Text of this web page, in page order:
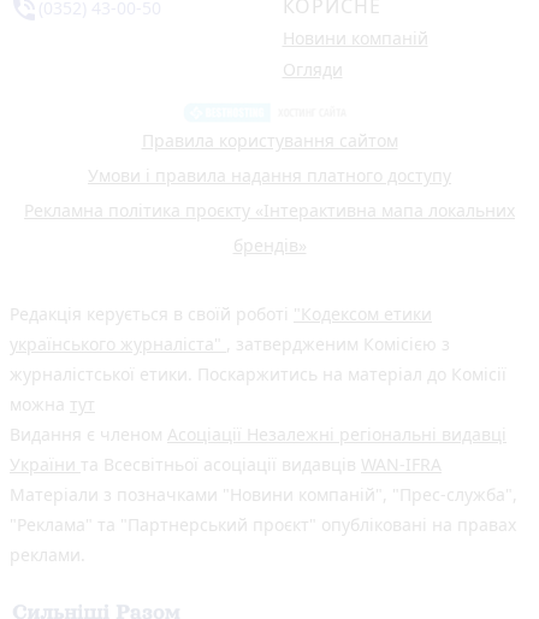
КОРИСНЕ
Новини компаній
Огляди
Правила користування сайтом
Умови і правила надання платного доступу
Рекламна політика проєкту «Інтерактивна мапа локальних
брендів»
Редакція керується в своїй роботі "Кодексом етики
українського журналіста" , затвердженим Комісією з
журналістської етики. Поскаржитись на матеріал до Комісії
можна тут
Видання є членом Асоціації Незалежні регіональні видавці
України та Всесвітньої асоціації видавців WAN-IFRA
Матеріали з позначками "Новини компаній", "Прес-служба",
"Реклама" та "Партнерський проєкт" опубліковані на правах
реклами.